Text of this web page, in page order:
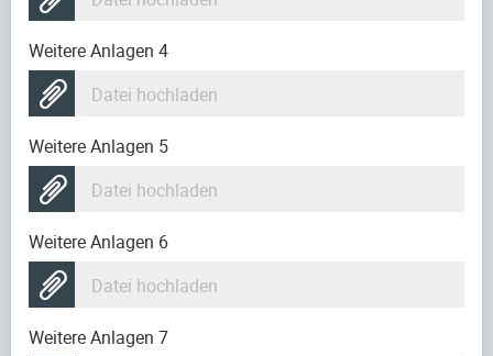
Weitere Anlagen 4
Datei hochladen
Weitere Anlagen 5
Datei hochladen
Weitere Anlagen 6
Datei hochladen
Weitere Anlagen 7